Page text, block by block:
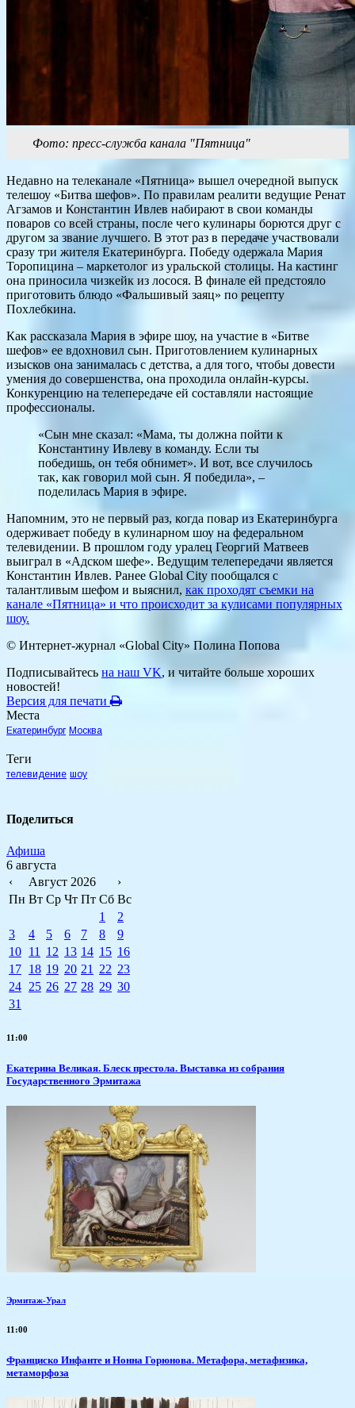
Фото: пресс-служба канала "Пятница"
Недавно на телеканале «Пятница» вышел очередной выпуск
телешоу «Битва шефов». По правилам реалити ведущие Ренат
Агзамов и Константин Ивлев набирают в свои команды
поваров со всей страны, после чего кулинары борются друг с
другом за звание лучшего. В этот раз в передаче участвовали
сразу три жителя Екатеринбурга. Победу одержала Мария
Торопицина – маркетолог из уральской столицы. На кастинг
она приносила чизкейк из лосося. В финале ей предстояло
приготовить блюдо «Фальшивый заяц» по рецепту
Похлебкина.
Как рассказала Мария в эфире шоу, на участие в «Битве
шефов» ее вдохновил сын. Приготовлением кулинарных
изысков она занималась с детства, а для того, чтобы довести
умения до совершенства, она проходила онлайн-курсы.
Конкуренцию на телепередаче ей составляли настоящие
профессионалы.
«Сын мне сказал: «Мама, ты должна пойти к
Константину Ивлеву в команду. Если ты
победишь, он тебя обнимет». И вот, все случилось
так, как говорил мой сын. Я победила», –
поделилась Мария в эфире.
Напомним, это не первый раз, когда повар из Екатеринбурга
одерживает победу в кулинарном шоу на федеральном
телевидении. В прошлом году уралец Георгий Матвеев
выиграл в «Адском шефе». Ведущим телепередачи является
Константин Ивлев. Ранее Global City пообщался с
талантливым шефом и выяснил, как проходят съемки на
канале «Пятница» и что происходит за кулисами популярных
шоу.
© Интернет-журнал «Global City» Полина Попова
Подписывайтесь на наш VK, и читайте больше хороших
новостей!
Версия для печати
Места
Екатеринбург Москва
Теги
телевидение шоу
Поделиться
Афиша
6 августа
‹
Август 2026
›
Пн Вт Ср Чт Пт Сб Вс
1
2
3
4 5 6 7 8
9
10 11 12 13 14 15 16
17 18 19 20 21 22 23
24 25 26 27 28 29 30
31
11:00
Екатерина Великая. Блеск престола. Выставка из собрания
Государственного Эрмитажа
Эрмитаж-Урал
11:00
Франциско Инфанте и Нонна Горюнова. Метафора, метафизика,
метаморфоза